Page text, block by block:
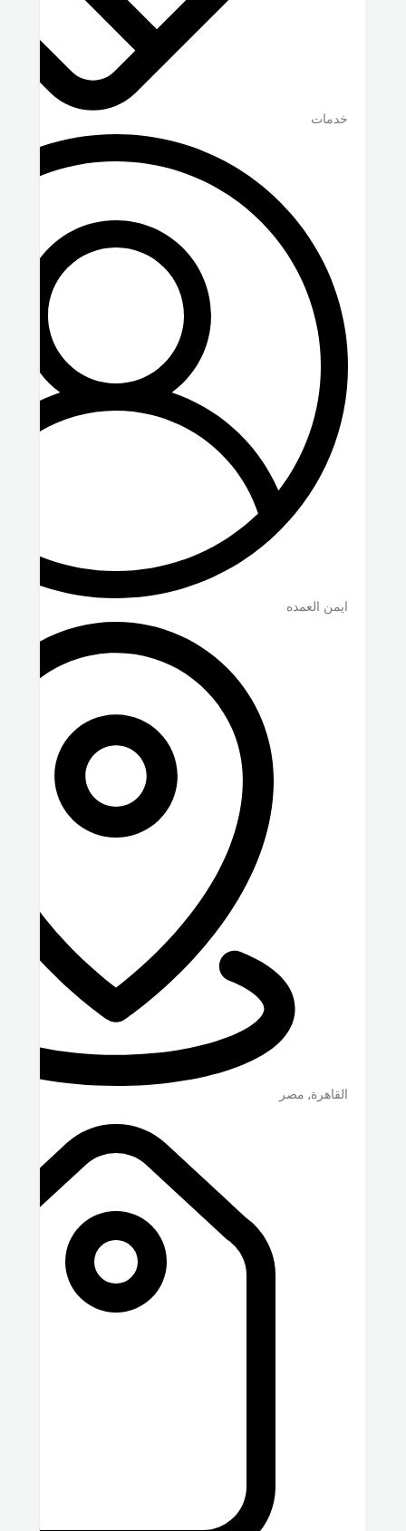
خدمات
ايمن العمده
القاهرة, مصر